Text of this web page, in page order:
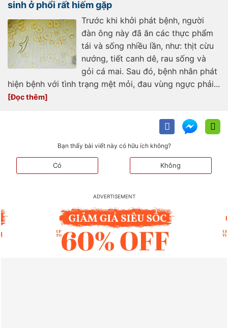
sinh ở phổi rất hiếm gặp
Trước khi khởi phát bệnh, người
đàn ông này đã ăn các thực phẩm
tái và sống nhiều lần, như: thịt cừu
nướng, tiết canh dê, rau sống và
gỏi cá mai. Sau đó, bệnh nhân phát
hiện bệnh với tình trạng mệt mỏi, đau vùng ngực phải...
Bạn thấy bài viết này có hữu ích không?
Có Không